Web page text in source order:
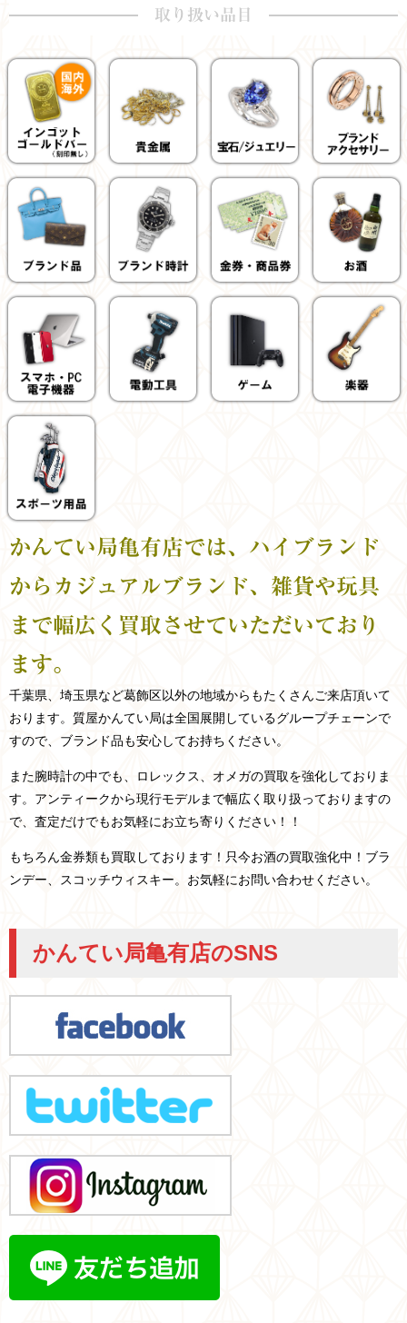
取り扱い品目
かんてい局亀有店では、ハイブランド
からカジュアルブランド、雑貨や玩具
まで幅広く買取させていただいており
ます。
千葉県、埼玉県など葛飾区以外の地域からもたくさんご来店頂いて
おります。 質屋かんてい局は全国展開しているグループチェーンで
すので、ブランド品も安心してお持ちください。
また腕時計の中でも、ロレックス、オメガの買取を強化しておりま
す。アンティークから現行モデルまで幅広く取り扱っておりますの
で、査定だけでもお気軽にお立ち寄りください！！
もちろん金券類も買取しております！只今お酒の買取強化中！ブラ
ンデー、スコッチウィスキー。お気軽にお問い合わせください。
かんてい局亀有店のSNS